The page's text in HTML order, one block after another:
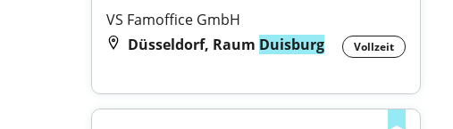
VS Famoffice GmbH
Düsseldorf, Raum Duisburg Vollzeit